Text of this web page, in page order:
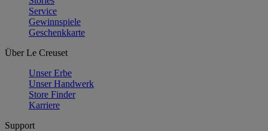
Service
Gewinnspiele
Geschenkkarte
Über Le Creuset
Unser Erbe
Unser Handwerk
Store Finder
Karriere
Support